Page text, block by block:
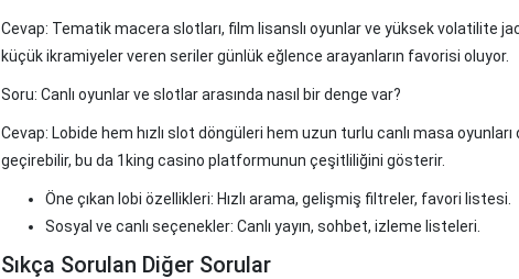
Cevap: Tematik macera slotları, film lisanslı oyunlar ve yüksek volatilite
küçük ikramiyeler veren seriler günlük eğlence arayanların favorisi oluyor.
Soru: Canlı oyunlar ve slotlar arasında nasıl bir denge var?
Cevap: Lobide hem hızlı slot döngüleri hem uzun turlu canlı masa
geçirebilir, bu da 1king casino platformunun çeşitliliğini gösterir.
Öne çıkan lobi özellikleri: Hızlı arama, gelişmiş filtreler, favori listesi.
Sosyal ve canlı seçenekler: Canlı yayın, sohbet, izleme listeleri.
Sıkça Sorulan Diğer Sorular